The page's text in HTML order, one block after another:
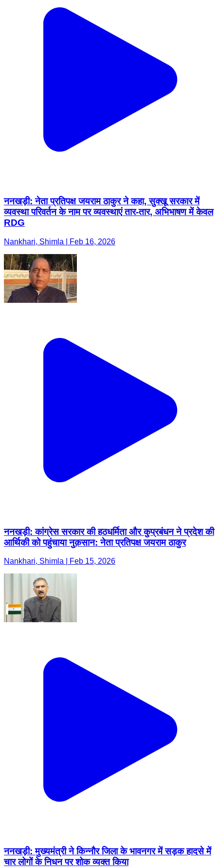
ननखड़ी: नेता प्रतिपक्ष जयराम ठाकुर ने कहा, सुक्खू सरकार में
व्यवस्था परिवर्तन के नाम पर व्यवस्थाएं तार-तार, अभिभाषण में केवल
RDG
Nankhari, Shimla | Feb 16, 2026
ननखड़ी: कांग्रेस सरकार की हठधर्मिता और कुप्रबंधन ने प्रदेश की
आर्थिकी को पहुंचाया नुक़सान: नेता प्रतिपक्ष जयराम ठाकुर
Nankhari, Shimla | Feb 15, 2026
ननखड़ी: मुख्यमंत्री ने किन्नौर जिला के भावनगर में सड़क हादसे में
चार लोगों के निधन पर शोक व्यक्त किया